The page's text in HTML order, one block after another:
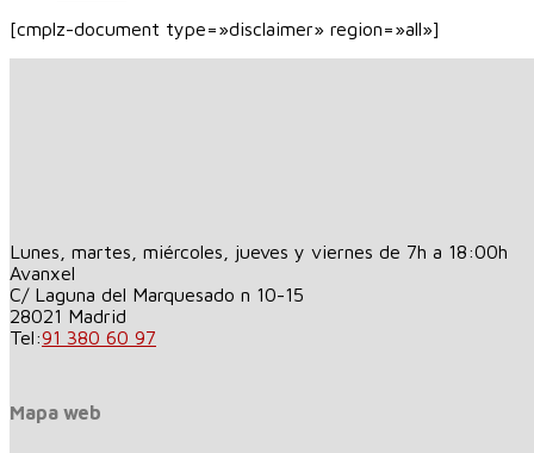
[cmplz-document type=»disclaimer» region=»all»]
Lunes, martes, miércoles, jueves y viernes de 7h a 18:00h
Avanxel
C/ Laguna del Marquesado n 10-15
28021 Madrid
Tel:91 380 60 97
Mapa web